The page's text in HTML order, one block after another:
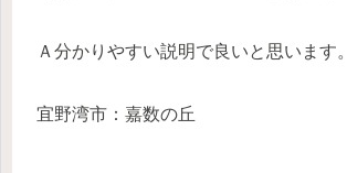
Ａ分かりやすい説明で良いと思います。
宜野湾市：嘉数の丘